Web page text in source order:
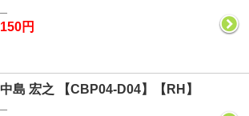
150円
中島 宏之 【CBP04-D04】【RH】